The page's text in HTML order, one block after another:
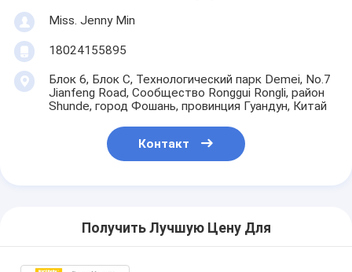
Miss. Jenny Min
18024155895
Блок 6, Блок С, Технологический парк Demei, No.7
Jianfeng Road, Сообщество Ronggui Rongli, район
Shunde, город Фошань, провинция Гуандун, Китай
Контакт
Получить Лучшую Цену Для